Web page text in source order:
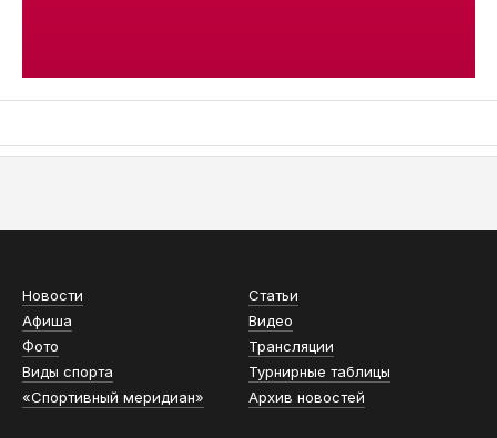
Новости
Статьи
Афиша
Видео
Фото
Трансляции
Виды спорта
Турнирные таблицы
«Спортивный меридиан»
Архив новостей